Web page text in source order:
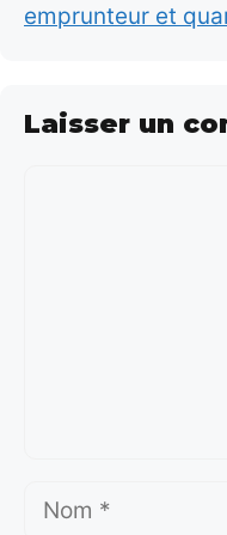
emprunteur et
Laisser un
Nom